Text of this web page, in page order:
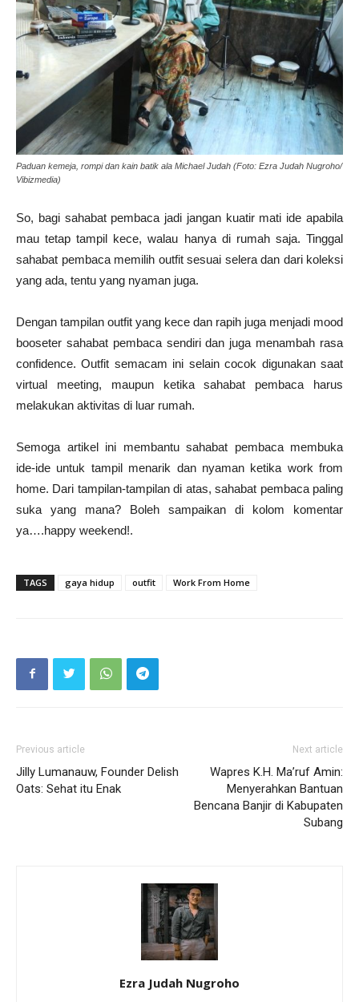
Paduan kemeja, rompi dan kain batik ala Michael Judah (Foto: Ezra Judah Nugroho/
Vibizmedia)
So, bagi sahabat pembaca jadi jangan kuatir mati ide apabila
mau tetap tampil kece, walau hanya di rumah saja. Tinggal
sahabat pembaca memilih outfit sesuai selera dan dari koleksi
yang ada, tentu yang nyaman juga.
Dengan tampilan outfit yang kece dan rapih juga menjadi mood
booseter sahabat pembaca sendiri dan juga menambah rasa
confidence. Outfit semacam ini selain cocok digunakan saat
virtual meeting, maupun ketika sahabat pembaca harus
melakukan aktivitas di luar rumah.
Semoga artikel ini membantu sahabat pembaca membuka
ide-ide untuk tampil menarik dan nyaman ketika work from
home. Dari tampilan-tampilan di atas, sahabat pembaca paling
suka yang mana? Boleh sampaikan di kolom komentar
ya….happy weekend!.
TAGS gaya hidup outfit Work From Home
Previous article
Jilly Lumanauw, Founder Delish
Oats: Sehat itu Enak
Next article
Wapres K.H. Ma’ruf Amin:
Menyerahkan Bantuan
Bencana Banjir di Kabupaten
Subang
Ezra Judah Nugroho